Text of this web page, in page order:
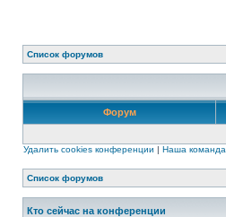
Список форумов
Форум
Удалить cookies конференции | Наша команда
Список форумов
Кто сейчас на конференции